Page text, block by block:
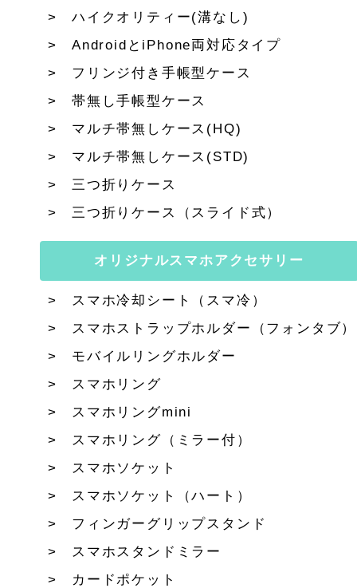
ハイクオリティー(溝なし)
AndroidとiPhone両対応タイプ
フリンジ付き手帳型ケース
帯無し手帳型ケース
マルチ帯無しケース(HQ)
マルチ帯無しケース(STD)
三つ折りケース
三つ折りケース（スライド式）
オリジナルスマホアクセサリー
スマホ冷却シート（スマ冷）
スマホストラップホルダー（フォンタブ）
モバイルリングホルダー
スマホリング
スマホリングmini
スマホリング（ミラー付）
スマホソケット
スマホソケット（ハート）
フィンガーグリップスタンド
スマホスタンドミラー
カードポケット